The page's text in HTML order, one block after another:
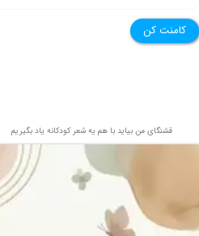
کامنت کن
قشنگای من بيايد با هم یه شعر کودکانه ياد بگیریم